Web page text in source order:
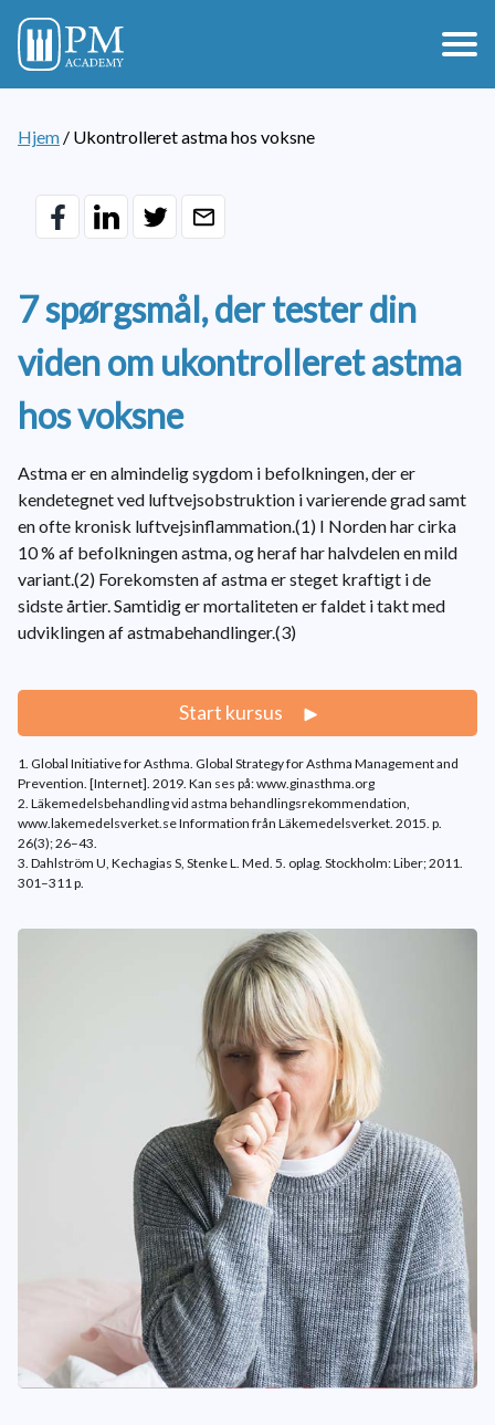
Hjem / Ukontrolleret astma hos voksne
7 spørgsmål, der tester din
viden om ukontrolleret astma
hos voksne
Astma er en almindelig sygdom i befolkningen, der er
kendetegnet ved luftvejsobstruktion i varierende grad samt
en ofte kronisk luftvejsinflammation.(1) I Norden har cirka
10 % af befolkningen astma, og heraf har halvdelen en mild
variant.(2) Forekomsten af astma er steget kraftigt i de
sidste årtier. Samtidig er mortaliteten er faldet i takt med
udviklingen af astmabehandlinger.(3)
Start kursus
1. Global Initiative for Asthma. Global Strategy for Asthma Management and
Prevention. [Internet]. 2019. Kan ses på: www.ginasthma.org
2. Läkemedelsbehandling vid astma behandlingsrekommendation,
www.lakemedelsverket.se Information från Läkemedelsverket. 2015. p.
26(3); 26–43.
3. Dahlström U, Kechagias S, Stenke L. Med. 5. oplag. Stockholm: Liber; 2011.
301–311 p.